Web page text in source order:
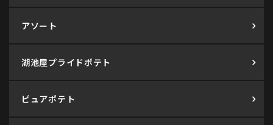
アソート
湖池屋プライドポテト
ピュアポテト